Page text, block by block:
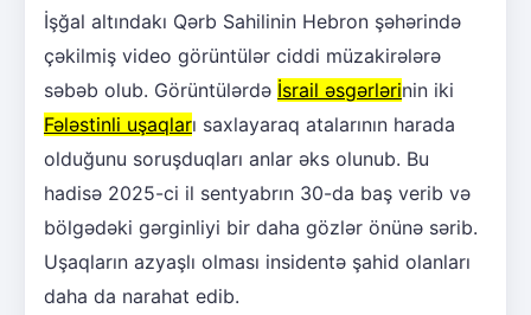
İşğal altındakı Qərb Sahilinin Hebron şəhərində
çəkilmiş video görüntülər ciddi müzakirələrə
səbəb olub. Görüntülərdə İsrail əsgərlərinin iki
Fələstinli uşaqları saxlayaraq atalarının harada
olduğunu soruşduqları anlar əks olunub. Bu
hadisə 2025-ci il sentyabrın 30-da baş verib və
bölgədəki gərginliyi bir daha gözlər önünə sərib.
Uşaqların azyaşlı olması insidentə şahid olanları
daha da narahat edib.